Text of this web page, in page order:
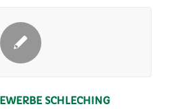
SCHLECHING